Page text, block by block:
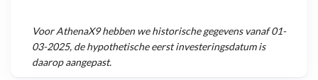
VoorAthenaX9hebben we historische gegevens vanaf01-
03-2025, de hypothetische eerst investeringsdatum is
daarop aangepast.